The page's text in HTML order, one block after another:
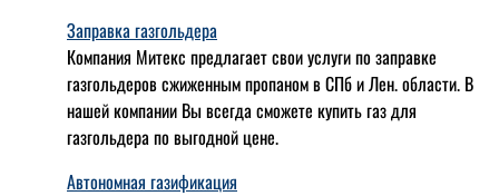
Заправка газгольдера
Компания Митекс предлагает свои услуги по заправке
газгольдеров сжиженным пропаном в СПб и Лен. области. В
нашей компании Вы всегда сможете купить газ для
газгольдера по выгодной цене.
Автономная газификация